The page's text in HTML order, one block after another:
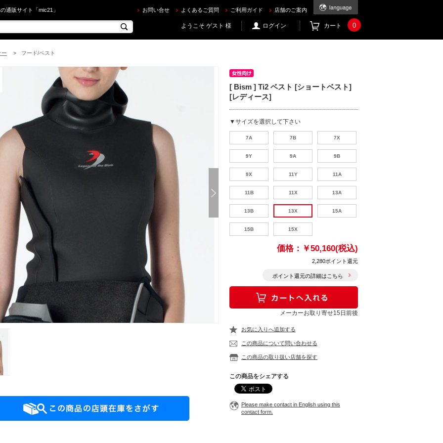
Ti2 ベスト [ショートベスト] [レディース] を買うならec.mic21.com
通販サイト「mic21」 お問い合せ よくあるご質問 ご利用ガイド 店舗のご案内
ようこそ ゲスト 様 ログイン カート 0
ー > フード/ベスト
[ Bism ] Ti2 ベスト [ショートベスト]
[レディース]
▼サイズを選択して下さい
7A 7B 7X
9Y 9A 9B
9X 11Y 11A
11B 11X 13A
13B 13X 15A
15B 15X
価格： ￥50,160(税込)
2,280ポイント還元
ポイント還元の詳細はこちら
メーカーお取り寄せ15日前後
お気に入りへ追加する
この商品について問い合わせる
この商品の取り扱い店舗を探す
この商品をシェアする
Please make contact in English using this
contact form.